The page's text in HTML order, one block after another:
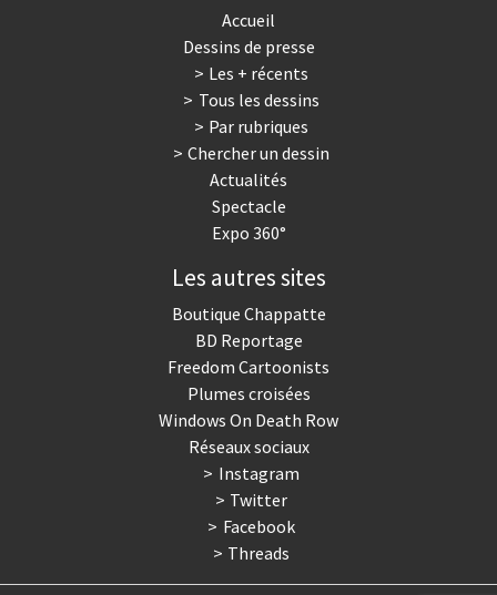
Accueil
Dessins de presse
Les + récents
Tous les dessins
Par rubriques
Chercher un dessin
Actualités
Spectacle
Expo 360°
Les autres sites
Boutique Chappatte
BD Reportage
Freedom Cartoonists
Plumes croisées
Windows On Death Row
Réseaux sociaux
Instagram
Twitter
Facebook
Threads